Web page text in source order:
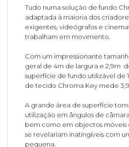
Tudo numa solução de fundo
adaptada à maioria dos
exigentes, videógrafos e
trabalham em movimento.
Com um impressionante
geral de 4m de largura e 2,9m
superfície de fundo utilizável de
de tecido Chroma Key mede 3,9
A grande área de superfície
utilização em ângulos de
bem como em objectos móveis
se revelariam inatingíveis com
pequena.